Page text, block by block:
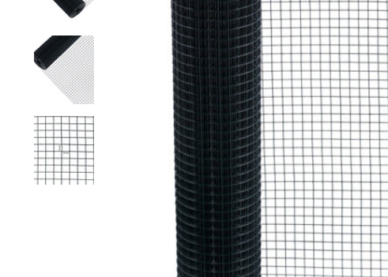
Bordure grillage
Fil de serrage
Grillage à chevaux
Grillage de rats
Grillage de blaireaux
Tapis
Fil de
Filets